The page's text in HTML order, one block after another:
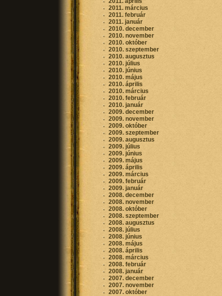
2011. március
2011. február
2011. január
2010. december
2010. november
2010. október
2010. szeptember
2010. augusztus
2010. július
2010. június
2010. május
2010. április
2010. március
2010. február
2010. január
2009. december
2009. november
2009. október
2009. szeptember
2009. augusztus
2009. július
2009. június
2009. május
2009. április
2009. március
2009. február
2009. január
2008. december
2008. november
2008. október
2008. szeptember
2008. augusztus
2008. július
2008. június
2008. május
2008. április
2008. március
2008. február
2008. január
2007. december
2007. november
2007. október